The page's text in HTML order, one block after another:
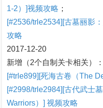
1-2）]视频攻略 ；
[#2536/trle2534][古墓丽影
攻略
2017-12-20
新增（2个自制关卡相关）：
[#trle899][死海古卷（The
[#2998/trle2984][古代武士
Warriors）] 视频攻略